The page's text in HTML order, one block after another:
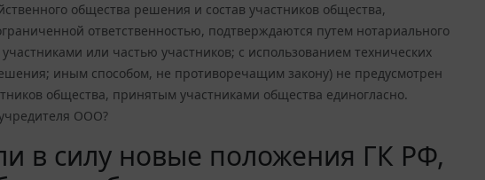
общества решения и состав участников общества,
ответственностью, подтверждаются путем нотариального
или частью участников; с использованием технических
иным способом, не противоречащим закону) не предусмотрен
общества, принятым участниками общества единогласно.
ООО?
в силу новые положения ГК РФ,